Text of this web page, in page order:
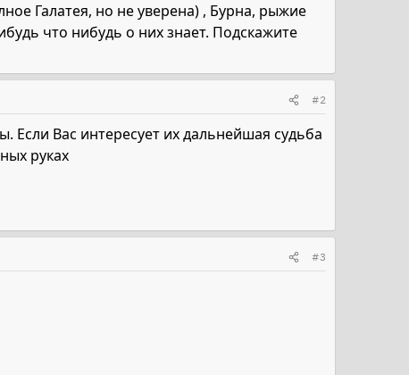
Галатея, но не уверена) , Бурна, рыжие
что нибудь о них знает. Подскажите
#2
Вас интересует их дальнейшая судьба
руках
#3